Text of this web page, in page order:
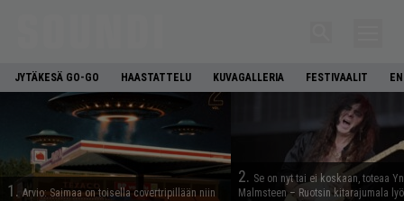
JYTÄKESÄ GO-GO HAASTATTELU KUVAGALLERIA FESTIVAALIT
1. Arvio: Saimaa on toisella covertripillään niin
2. Se on nyt tai ei koskaan, toteaa
Malmsteen – Ruotsin kitarajumala